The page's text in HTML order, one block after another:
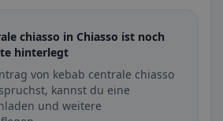
chiasso in Chiasso ist noch
hinterlegt
von kebab centrale chiasso
kannst du eine
und weitere